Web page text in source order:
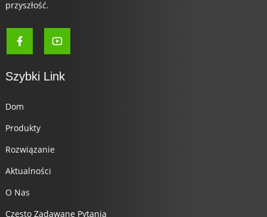
przyszłość.
Szybki Link
Dom
Produkty
Rozwiązanie
Aktualności
O Nas
Często Zadawane Pytania